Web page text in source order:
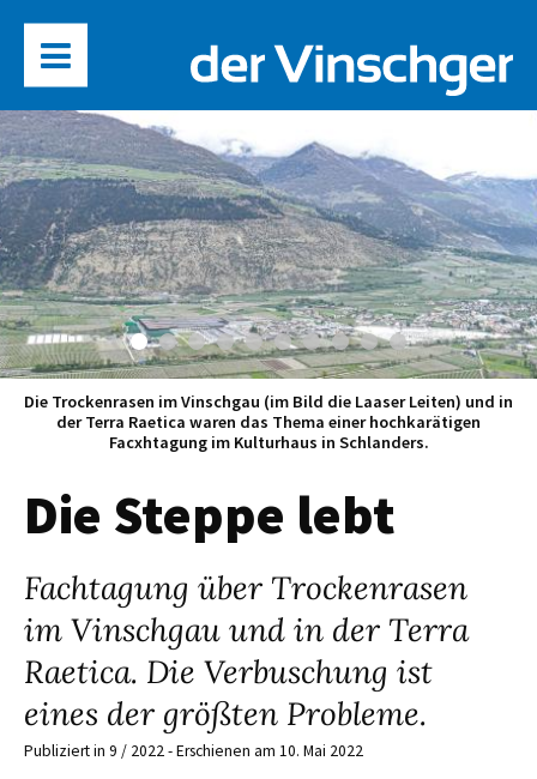
Die Trockenrasen im Vinschgau (im Bild die Laaser Leiten) und in
der Terra Raetica waren das Thema einer hochkarätigen
Facxhtagung im Kulturhaus in Schlanders.
Die Steppe lebt
Fachtagung über Trockenrasen
im Vinschgau und in der Terra
Raetica. Die Verbuschung ist
eines der größten Probleme.
Publiziert in 9 / 2022 - Erschienen am 10. Mai 2022